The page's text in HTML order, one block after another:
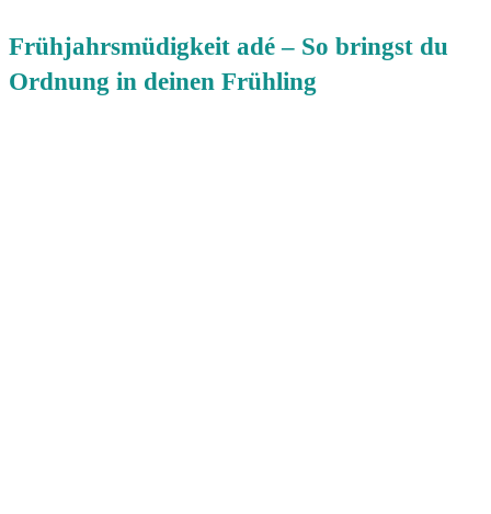
Frühjahrsmüdigkeit adé – So bringst du
Ordnung in deinen Frühling